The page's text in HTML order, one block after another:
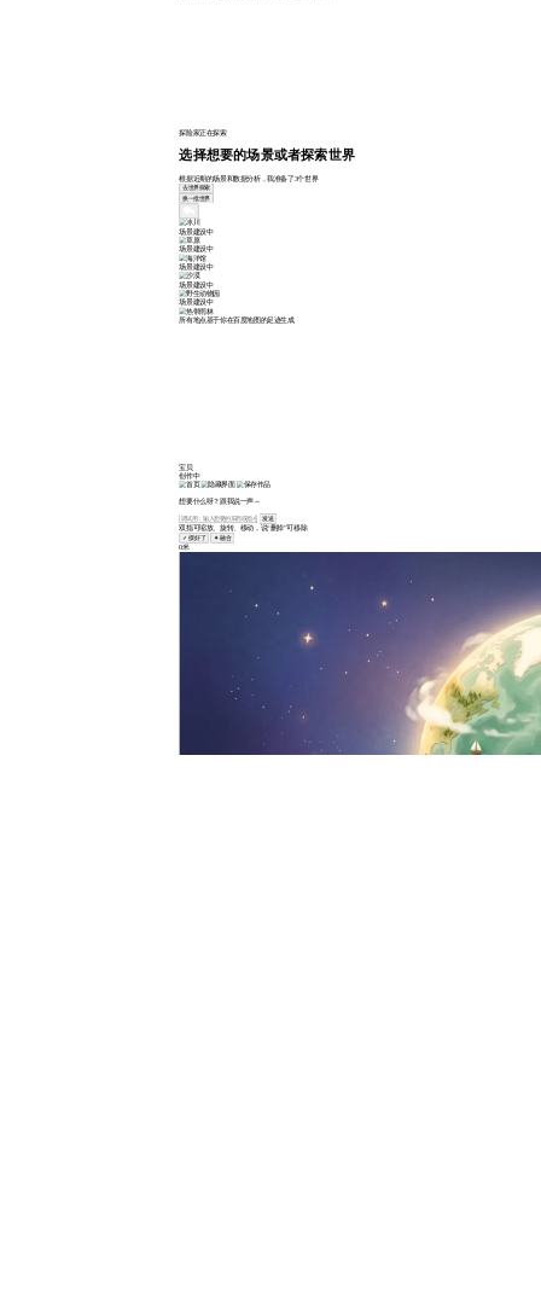
探险家正在探索
选择想要的场景或者探索世界
根据近期的场景和数据分析，我准备了3个世界
去世界探索
换一批世界
场景建设中
场景建设中
场景建设中
场景建设中
场景建设中
所有地点基于你在百度地图的足迹生成
宝贝
创作中
想要什么呀？跟我说一声～
发送
双指可缩放、旋转、移动，说“删掉”可移除
✓ 摆好了 ✦ 融合
0米